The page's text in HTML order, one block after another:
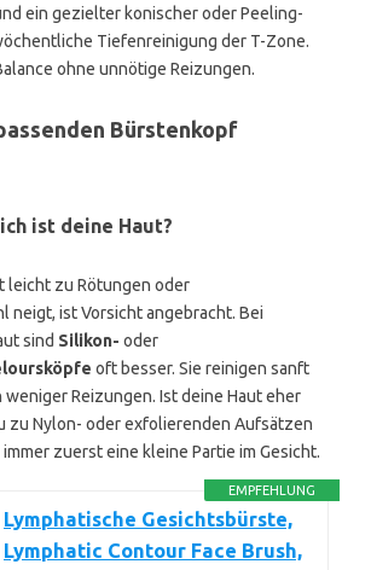
ein gezielter konischer oder Peeling-
Tiefenreinigung der T-Zone.
ohne unnötige Reizungen.
Bürstenkopf
ist deine Haut?
leicht zu Rötungen oder
neigt, ist Vorsicht angebracht. Bei
sind Silikon- oder
oft besser. Sie reinigen sanft
Reizungen. Ist deine Haut eher
zu Nylon- oder exfolierenden Aufsätzen
zuerst eine kleine Partie im Gesicht.
EMPFEHLUNG
Lymphatische Gesichtsbürste,
Lymphatic Contour Face Brush,